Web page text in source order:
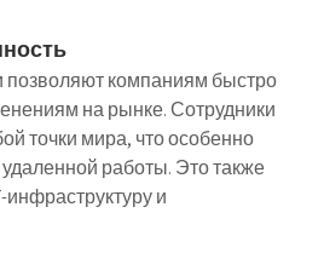
позволяют компаниям быстро
на рынке. Сотрудники
точки мира, что особенно
работы. Это также
и